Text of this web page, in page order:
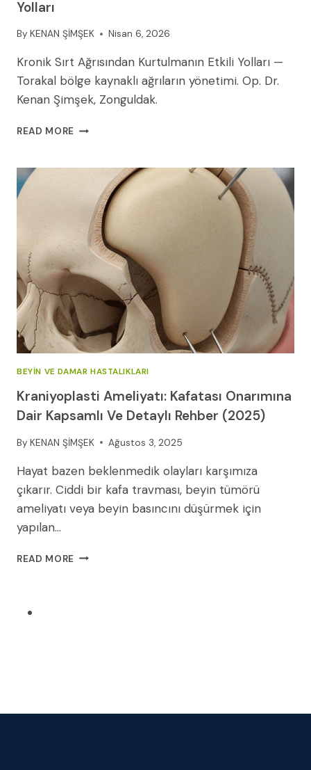
Yolları
By KENAN ŞİMŞEK Nisan 6, 2026
Kronik Sırt Ağrısından Kurtulmanın Etkili Yolları —
Torakal bölge kaynaklı ağrıların yönetimi. Op. Dr.
Kenan Şimşek, Zonguldak.
READ MORE KRONIK
KURTULMANIN
ETKILI
YOLLARI
BEYIN VE DAMAR HASTALIKLARI
Kraniyoplasti Ameliyatı: Kafatası Onarımına
Dair Kapsamlı Ve Detaylı Rehber (2025)
By KENAN ŞİMŞEK Ağustos 3, 2025
Hayat bazen beklenmedik olayları karşımıza
çıkarır. Ciddi bir kafa travması, beyin tümörü
ameliyatı veya beyin basıncını düşürmek için
yapılan…
READ MORE KRANIYOPLASTI